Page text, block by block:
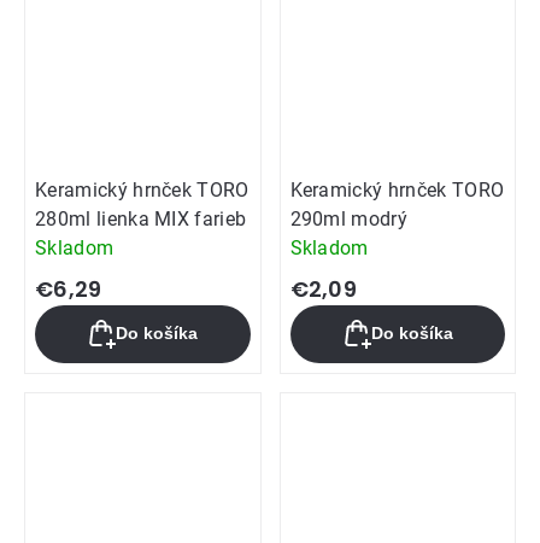
Keramický hrnček TORO
280ml lienka MIX farieb
Skladom
€6,29
Do košíka
Keramický hrnček TORO
290ml modrý
Skladom
€2,09
Do košíka